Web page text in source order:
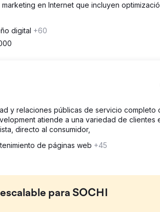
en Internet que incluyen
digital +60
y relaciones públicas de servicio completo
atiende a una variedad de clientes
directo al consumidor,
de páginas web +45
para SOCHI